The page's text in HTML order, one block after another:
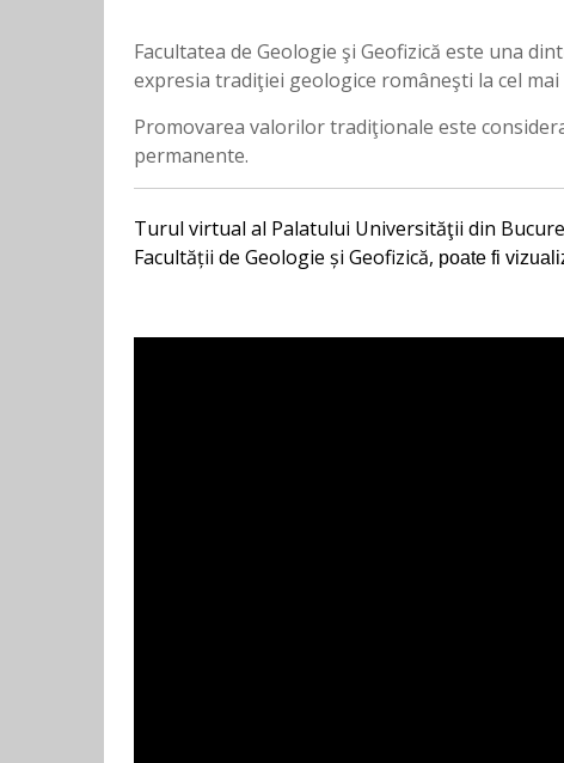
Facultatea de Geologie şi Geofizică este una
expresia tradiţiei geologice româneşti la cel
Promovarea valorilor tradiţionale este
permanente.
Turul virtual al Palatului Universităţii din
Facultății de Geologie și Geofizică, poate fi